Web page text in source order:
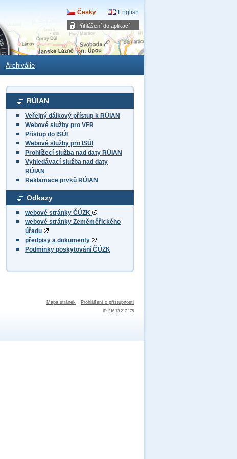
Přihlášení do aplikací
Česky English
Archiválie
RÚIAN
Veřejný dálkový přístup k RÚIAN
Webové služby pro VFR
Přístup do ISÚI
Webové služby pro ISÚI
Prohlížecí služba nad daty RÚIAN
Vyhledávací služba nad daty
RÚIAN
Reklamace prvků RÚIAN
Odkazy
webové stránky ČÚZK
webové stránky Zeměměřického
úřadu
předpisy a dokumenty
Podmínky poskytování ČÚZK
Mapa stránek Prohlášení o přístupnosti
IP: 216.73.217.175